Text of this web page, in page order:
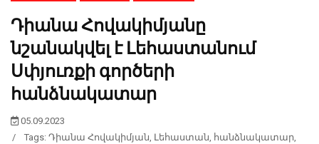
Դիանա Հովակիմյանը
նշանակվել է Լեհաստանում
Սփյուռքի գործերի
հանձնակատար
05.09.2023
/
Tags: Դիանա Հովակիմյան, Լեհաստան, հանձնակատար,